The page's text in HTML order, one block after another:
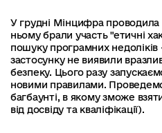
У грудні Мінцифра
ньому брали участь "етичні
пошуку програмних недоліків
застосунку не виявили
безпеку. Цього разу
новими правилами. Проведемо
багбаунті, в якому зможе
від досвіду та кваліфікації).